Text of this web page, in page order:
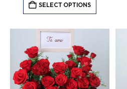
SELECT OPTIONS